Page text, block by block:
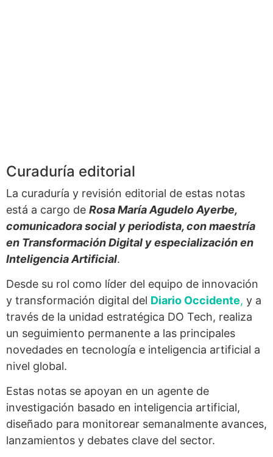
Curaduría editorial
La curaduría y revisión editorial de estas notas
está a cargo de Rosa María Agudelo Ayerbe,
comunicadora social y periodista, con maestría
en Transformación Digital y especialización en
Inteligencia Artificial.
Desde su rol como líder del equipo de innovación
y transformación digital del Diario Occidente, y a
través de la unidad estratégica DO Tech, realiza
un seguimiento permanente a las principales
novedades en tecnología e inteligencia artificial a
nivel global.
Estas notas se apoyan en un agente de
investigación basado en inteligencia artificial,
diseñado para monitorear semanalmente avances,
lanzamientos y debates clave del sector.